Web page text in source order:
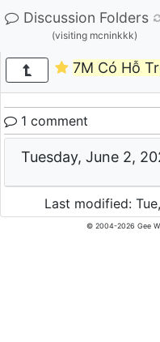
Discussion Folders
(visiting mcninkkk)
7M Có Hỗ
1 comment
Tuesday, June 2,
Last modified:
© 2004-2026 Gee